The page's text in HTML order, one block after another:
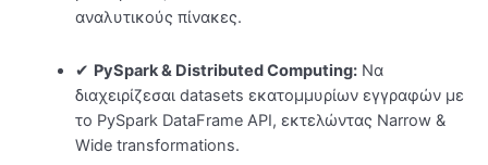
αναλυτικούς πίνακες.
✔ PySpark & Distributed Computing: Να
διαχειρίζεσαι datasets εκατομμυρίων εγγραφών με
το PySpark DataFrame API, εκτελώντας Narrow &
Wide transformations.